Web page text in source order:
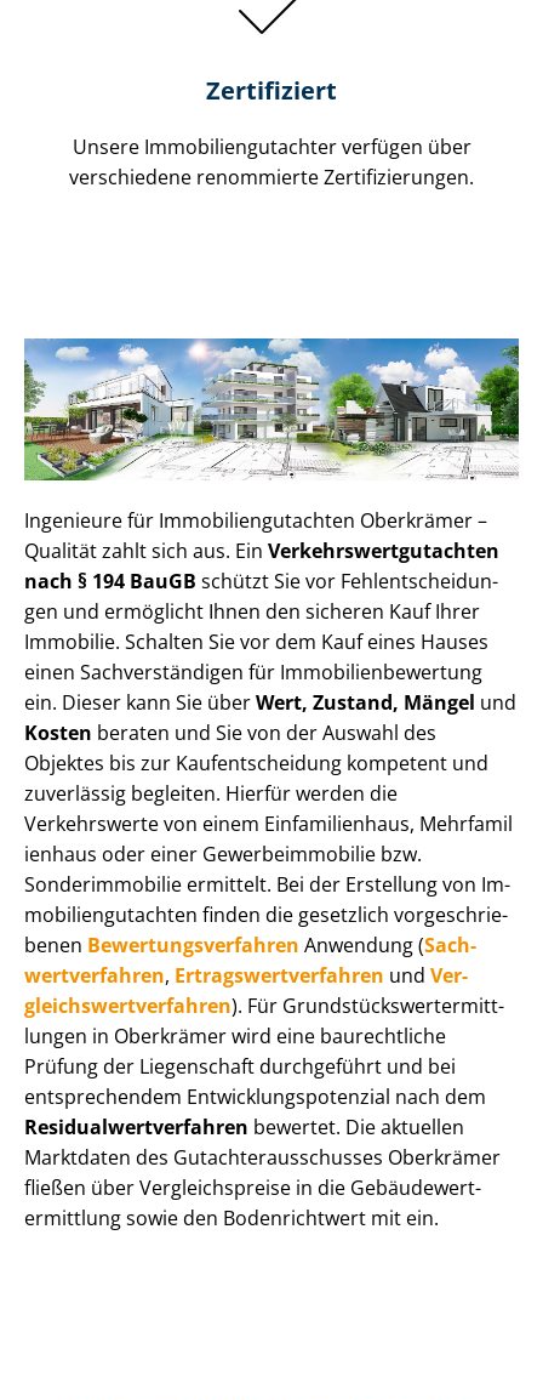
Zertifiziert
Unsere Immobilien­gutachter verfügen über
verschiedene renommierte Zer­ti­fi­zie­run­gen.
Ingenieure für Im­mo­bi­li­en­gut­ach­ten Oberkrämer –
Qualität zahlt sich aus. Ein Ver­kehrs­wert­gut­ach­ten
nach § 194 BauGB schützt Sie vor Fehl­ent­schei­dun­
gen und ermöglicht Ihnen den sicheren Kauf Ihrer
Immobilie. Schalten Sie vor dem Kauf eines Hauses
einen Sach­ver­stän­di­gen für Im­mo­bi­li­en­be­wer­tung
ein. Dieser kann Sie überWert, Zustand, Mängel und
Kosten beraten und Sie von der Auswahl des
Objektes bis zur Kauf­ent­schei­dung kompetent und
zuverlässig begleiten. Hierfür werden die
Verkehrswerte von einem Einfamilienhaus, Mehr­fa­mi­l
i­en­haus oder einer Ge­wer­be­im­mo­bi­lie bzw.
Sonderimmobilie ermittelt. Bei der Erstellung von Im­
mo­bi­li­en­gut­ach­ten finden die gesetzlich vor­ge­schrie­
be­nen Be­wer­tungs­ver­fah­ren Anwendung (Sach­
wert­ver­fah­ren, Er­trags­wert­ver­fah­ren und Ver­
gleichs­wert­ver­fah­ren). Für Grund­stücks­wert­ermitt­
lun­gen in Oberkrämer wird eine baurechtliche
Prüfung der Liegenschaft durchgeführt und bei
entsprechendem Ent­wick­lungs­po­ten­zi­al nach dem
Re­si­du­al­wert­ver­fah­ren bewertet. Die aktuellen
Marktdaten des Gut­ach­ter­aus­schus­ses Oberkrämer
fließen über Ver­gleichs­prei­se in die Ge­bäu­de­wert­
ermitt­lung sowie den Bodenrichtwert mit ein.